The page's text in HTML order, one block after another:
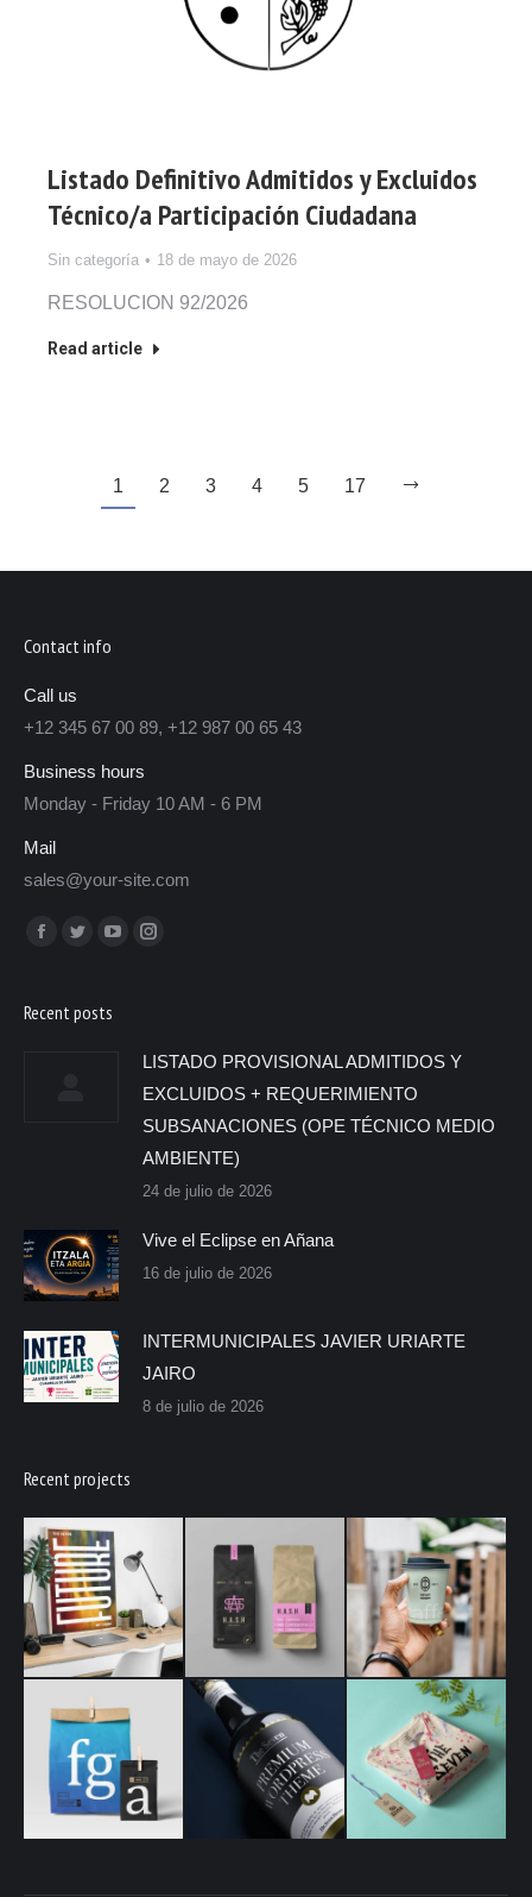
Listado Definitivo Admitidos y Excluidos
Técnico/a Participación Ciudadana
Sin categoría 18 de mayo de 2026
RESOLUCION 92/2026
Read article
1 2 3 4 5 17
Contact info
Call us
+12 345 67 00 89, +12 987 00 65 43
Business hours
Monday - Friday 10 AM - 6 PM
Mail
sales@your-site.com
Encuéntranos en:
Recent posts
LISTADO PROVISIONAL ADMITIDOS Y
EXCLUIDOS + REQUERIMIENTO
SUBSANACIONES (OPE TÉCNICO MEDIO
AMBIENTE)
24 de julio de 2026
Vive el Eclipse en Añana
16 de julio de 2026
INTERMUNICIPALES JAVIER URIARTE
JAIRO
8 de julio de 2026
Recent projects